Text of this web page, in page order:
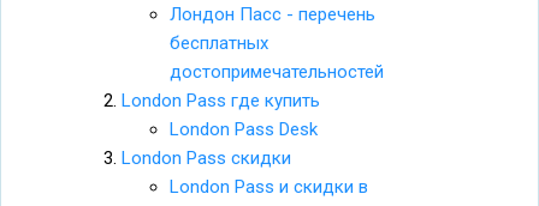
Лондон Пасс - перечень
бесплатных
достопримечательностей
London Pass где купить
London Pass Desk
London Pass скидки
London Pass и скидки в